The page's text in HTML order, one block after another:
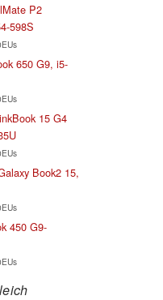
P2
598S
650 G9, i5-
15 G4
Book2 15,
450 G9-